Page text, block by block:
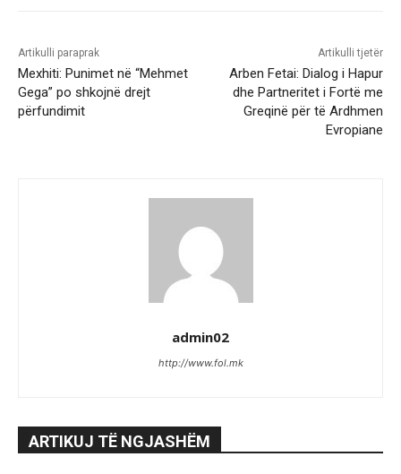
Artikulli paraprak
Mexhiti: Punimet në “Mehmet
Gega” po shkojnë drejt
përfundimit
Artikulli tjetër
Arben Fetai: Dialog i Hapur
dhe Partneritet i Fortë me
Greqinë për të Ardhmen
Evropiane
admin02
http://www.fol.mk
ARTIKUJ TË NGJASHËM